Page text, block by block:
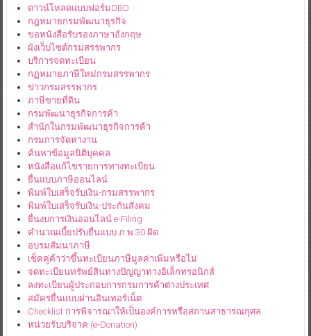
ดาวน์โหลดแบบฟอร์มDBD
กฎหมายกรมพัฒนาธุรกิจ
ขอหนังสือรับรองภาษาอังกฤษ
ผังเว็บไซต์กรมสรรพากร
บริการจดทะเบียน
กฏหมายภาษีใหม่กรมสรรพากร
ข่าวกรมสรรพากร
ภาษีขายที่ดิน
กรมพัฒนาธุรกิจการค้า
สำนักในกรมพัฒนาธุรกิจการค้า
กรมการจัดหางาน
ค้นหาข้อมูลนิติบุคคล
หนังสือแก้ไขรายการทางทะเบียน
ยื่นแบบภาษีออนไลน์
พิมพ์ใบเสร็จรับเงิน-กรมสรรพากร
พิมพ์ใบเสร็จรับเงิน-ประกันสังคม
ยื่นงบการเงินออนไลน์ e-Filing
คำนวณเบี้ยปรับยื่นแบบ ภ.พ.30 ผิด
อบรมสัมนาภาษี
เช็คคู่ค้าว่าขึ้นทะเบียนภาษีมูลค่าเพิ่มหรือไม่
จดทะเบียนทรัพย์สินทางปัญญาทางอิเล็กทรอนิกส์
ลงทะเบียนผู้ประกอบการกรมการค้าต่างประเทศ
สมัครยื่นแบบผ่านอินเทอร์เน็ต
Checklist การพิจารณาให้เป็นองค์การหรือสถานสาธารณกุศล
หน่วยรับบริจาค (e-Donation)